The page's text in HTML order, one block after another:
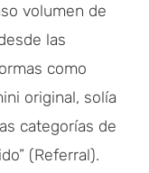
volumen de
las
como
original, solía
categorías de
(Referral).